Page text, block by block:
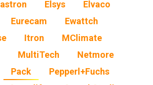
Elsys
Elvaco
Eurecam
Ewattch
Itron
MClimate
MultiTech
Netmore
Pack
Pepperl+Fuchs